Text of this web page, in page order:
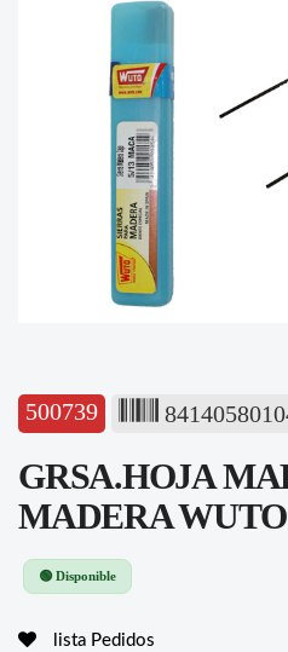
500739
GRSA.HOJA
MADERA WUTO
🟢 Disponible
lista Pedidos